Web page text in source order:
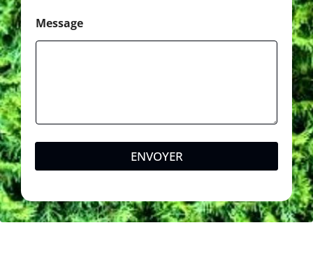
Message
ENVOYER